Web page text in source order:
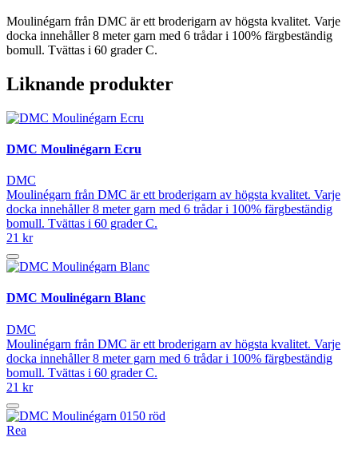
Moulinégarn från DMC är ett broderigarn av högsta kvalitet. Varje
docka innehåller 8 meter garn med 6 trådar i 100% färgbeständig
bomull. Tvättas i 60 grader C.
Liknande produkter
DMC Moulinégarn Ecru
DMC
Moulinégarn från DMC är ett broderigarn av högsta kvalitet. Varje
docka innehåller 8 meter garn med 6 trådar i 100% färgbeständig
bomull. Tvättas i 60 grader C.
21 kr
DMC Moulinégarn Blanc
DMC
Moulinégarn från DMC är ett broderigarn av högsta kvalitet. Varje
docka innehåller 8 meter garn med 6 trådar i 100% färgbeständig
bomull. Tvättas i 60 grader C.
21 kr
Rea